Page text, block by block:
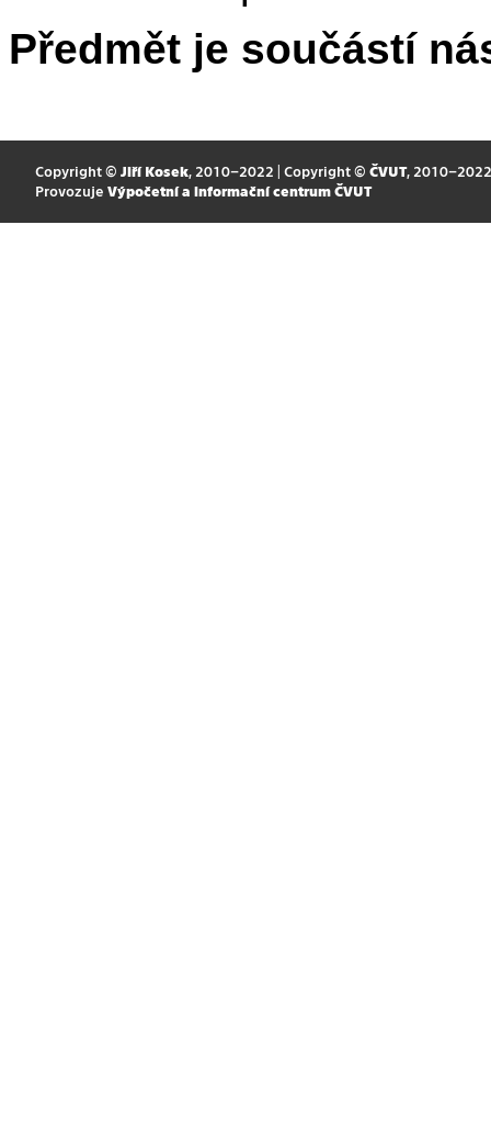
Předmět je součástí
Copyright © Jiří Kosek, 2010–2022 | Copyright © ČVUT, 2010–2022
Provozuje Výpočetní a informační centrum ČVUT